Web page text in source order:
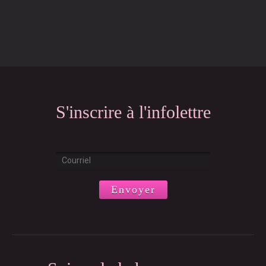
S'inscrire à l'infolettre